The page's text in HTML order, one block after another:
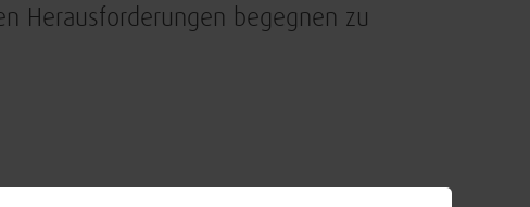
Herausforderungen begegnen zu